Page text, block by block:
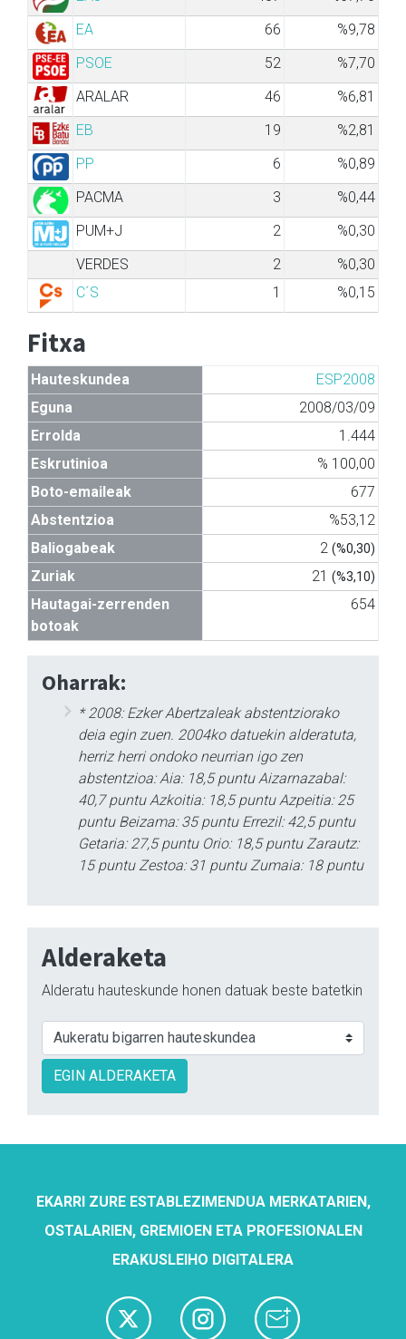
EA
66
%9,78
PSOE
52
%7,70
ARALAR
46
%6,81
EB
19
%2,81
PP
6
%0,89
PACMA
3
%0,44
PUM+J
2
%0,30
VERDES
2
%0,30
C´S
1 %0,15
Fitxa
Hauteskundea
ESP2008
Eguna
2008/03/09
Errolda
1.444
Eskrutinioa
% 100,00
Boto-emaileak
677
Abstentzioa
%53,12
Baliogabeak
2 (%0,30)
Zuriak 21 (%3,10)
Hautagai-zerrenden
botoak
654
Oharrak:
* 2008: Ezker Abertzaleak abstentziorako
deia egin zuen. 2004ko datuekin alderatuta,
herriz herri ondoko neurrian igo zen
abstentzioa: Aia: 18,5 puntu Aizarnazabal:
40,7 puntu Azkoitia: 18,5 puntu Azpeitia: 25
puntu Beizama: 35 puntu Errezil: 42,5 puntu
Getaria: 27,5 puntu Orio: 18,5 puntu Zarautz:
15 puntu Zestoa: 31 puntu Zumaia: 18 puntu
Alderaketa
Alderatu hauteskunde honen datuak beste batetkin
EGIN ALDERAKETA
EKARRI ZURE ESTABLEZIMENDUA MERKATARIEN,
OSTALARIEN, GREMIOEN ETA PROFESIONALEN
ERAKUSLEIHO DIGITALERA